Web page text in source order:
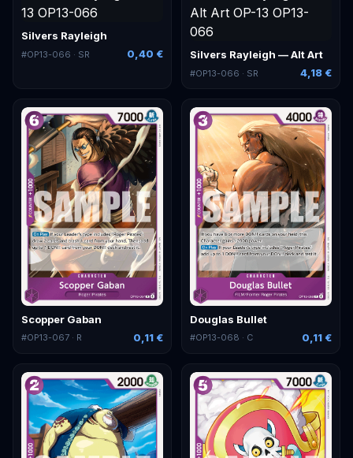
Silvers Rayleigh
#OP13-066 · SR 0,40 € Silvers Rayleigh — Alt Art
#OP13-066 · SR 4,18 €
Scopper Gaban
#OP13-067 · R 0,11 €
Douglas Bullet
#OP13-068 · C 0,11 €